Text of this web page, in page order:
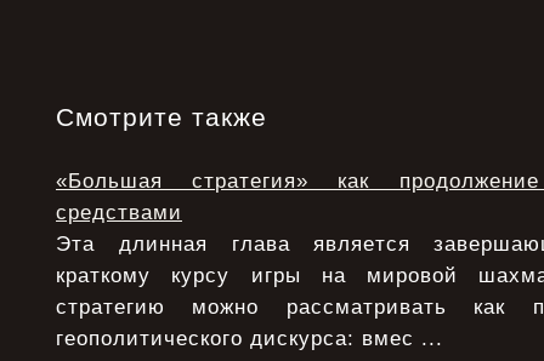
Смотрите также
«Большая стратегия» как
средствами
Эта длинная глава является
краткому курсу игры на мировой
стратегию можно рассматривать как
геополитического дискурса: вмес ...